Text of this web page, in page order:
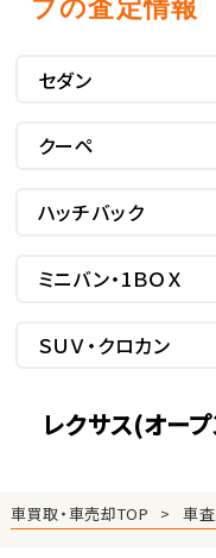
プの査定情報
セダン
クーペ
ハッチバック
ミニバン・1ＢＯＸ
ＳＵＶ・クロカン
レクサス(オー
車買取・車売却TOP 車